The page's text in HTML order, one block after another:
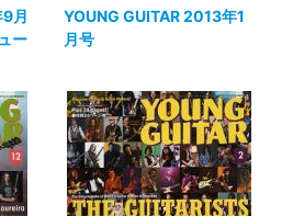
月
ー
YOUNG GUITAR 2013年1
月号